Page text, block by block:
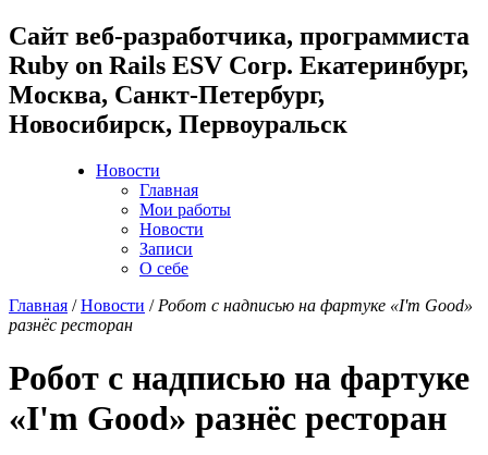
Cайт веб-разработчика, программиста
Ruby on Rails ESV Corp. Екатеринбург,
Москва, Санкт-Петербург,
Новосибирск, Первоуральск
Новости
Главная
Мои работы
Новости
Записи
О себе
Главная /Новости / Робот с надписью на фартуке «I'm Good»
разнёс ресторан
Робот с надписью на фартуке
«I'm Good» разнёс ресторан